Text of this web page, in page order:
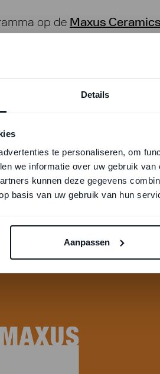
Details
te personaliseren, om
we informatie over uw gebruik
kunnen deze gegevens
basis van uw gebruik van hun
Aanpassen
op de Maxus